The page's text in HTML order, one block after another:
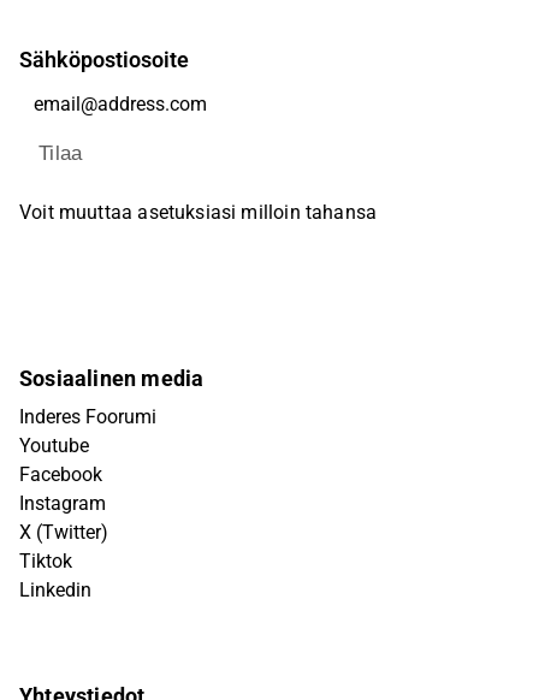
Sähköpostiosoite
Tilaa
Voit muuttaa asetuksiasi milloin tahansa
Sosiaalinen media
Inderes Foorumi
Youtube
Facebook
Instagram
X (Twitter)
Tiktok
Linkedin